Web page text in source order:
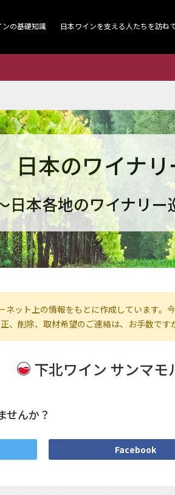
ンの基礎知識 日本ワインを支える人たちを訪ね
日本のワイナ
日本各地のワイナリー
ット上の情報をもとに作成しています。
、削除、取材希望のご連絡は、お手数です
下北ワイン サンマモ
せんか？
Facebook